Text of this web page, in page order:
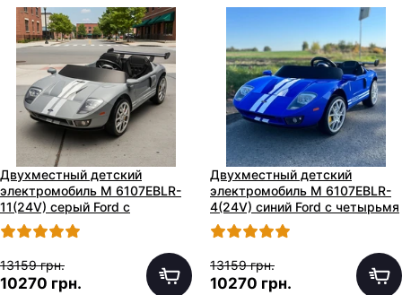
Двухместный детский
электромобиль M 6107EBLR-
11(24V) серый Ford с
четырьмя моторами
13159 грн.
10270 грн.
Двухместный детский
электромобиль M 6107EBLR-
4(24V) синий Ford с четырьмя
моторами
13159 грн.
10270 грн.